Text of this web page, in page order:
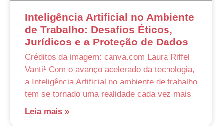
Inteligência Artificial no Ambiente
de Trabalho: Desafios Éticos,
Jurídicos e a Proteção de Dados
Créditos da imagem: canva.com Laura Riffel
Vanti¹ Com o avanço acelerado da tecnologia,
a Inteligência Artificial no ambiente de trabalho
tem se tornado uma realidade cada vez mais
Leia mais »